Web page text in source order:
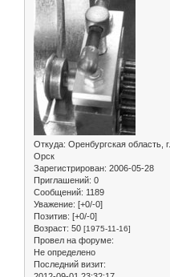
Откуда: Оренбургская область, г.
Орск
Зарегистрирован: 2006-05-28
Приглашений: 0
Сообщений: 1189
Уважение: [+0/-0]
Позитив: [+0/-0]
Возраст: 50 [1975-11-16]
Провел на форуме:
Не определено
Последний визит: